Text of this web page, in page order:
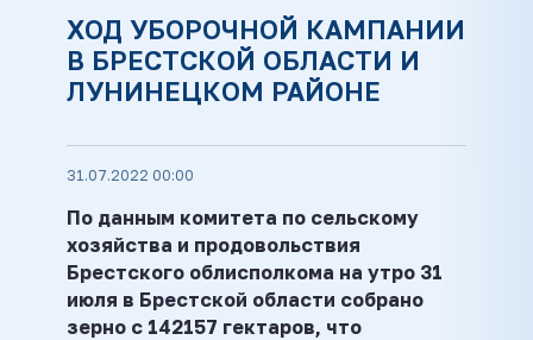
ХОД УБОРОЧНОЙ КАМПАНИИ
В БРЕСТСКОЙ ОБЛАСТИ И
ЛУНИНЕЦКОМ РАЙОНЕ
31.07.2022 00:00
По данным комитета по сельскому
хозяйства и продовольствия
Брестского облисполкома на утро 31
июля в Брестской области собрано
зерно с 142157 гектаров, что